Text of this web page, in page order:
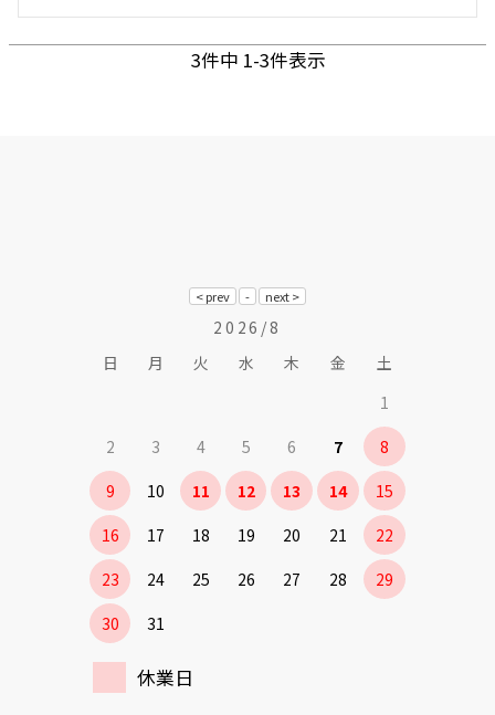
3件中 1-3件表示
2026/8
日
月 火 水 木 金
土
1
2
3 4 5 6 7
8
9
10 11 12 13 14
15
16
17 18 19 20 21
22
23
24 25 26 27 28
29
30
31
休業日